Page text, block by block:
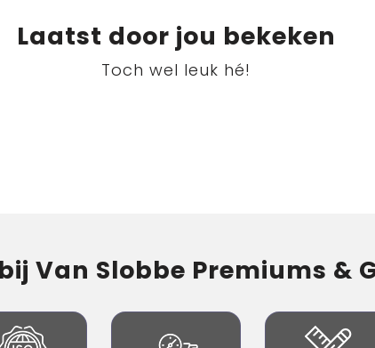
Laatst door jou bekeken
Toch wel leuk hé!
Van Slobbe Premiums &